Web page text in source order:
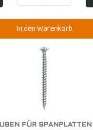
FÜR SPANPLATTEN